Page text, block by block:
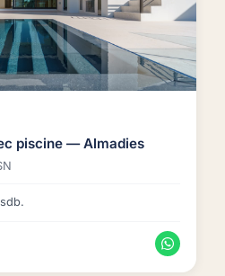
piscine — Almadies